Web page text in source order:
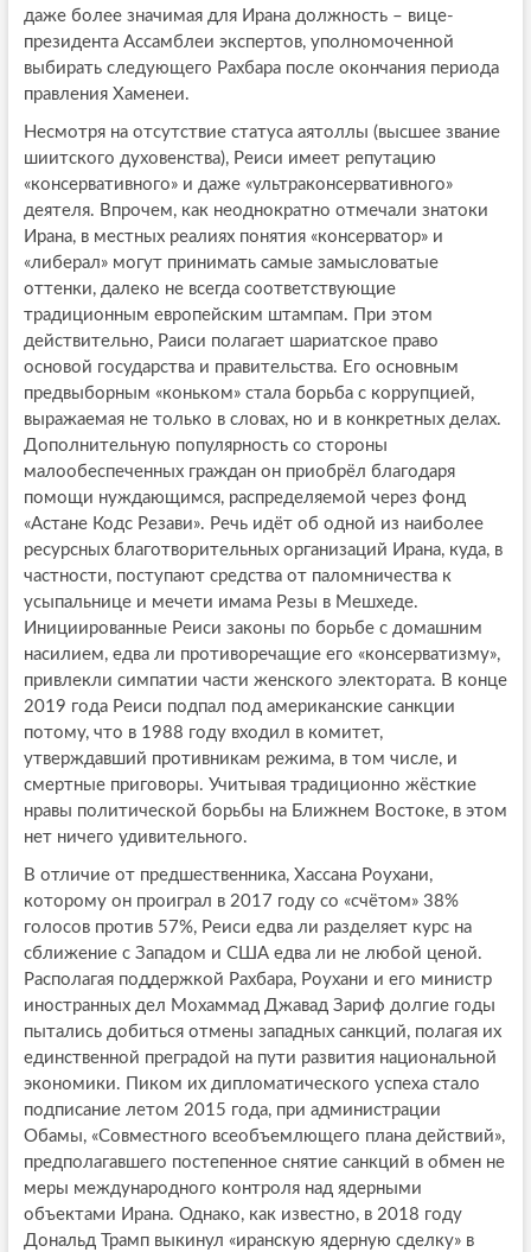
даже более значимая для Ирана должность – вице-
президента Ассамблеи экспертов, уполномоченной
выбирать следующего Рахбара после окончания периода
правления Хаменеи.
Несмотря на отсутствие статуса аятоллы (высшее звание
шиитского духовенства), Реиси имеет репутацию
«консервативного» и даже «ультраконсервативного»
деятеля. Впрочем, как неоднократно отмечали знатоки
Ирана, в местных реалиях понятия «консерватор» и
«либерал» могут принимать самые замысловатые
оттенки, далеко не всегда соответствующие
традиционным европейским штампам. При этом
действительно, Раиси полагает шариатское право
основой государства и правительства. Его основным
предвыборным «коньком» стала борьба с коррупцией,
выражаемая не только в словах, но и в конкретных делах.
Дополнительную популярность со стороны
малообеспеченных граждан он приобрёл благодаря
помощи нуждающимся, распределяемой через фонд
«Астане Кодс Резави». Речь идёт об одной из наиболее
ресурсных благотворительных организаций Ирана, куда, в
частности, поступают средства от паломничества к
усыпальнице и мечети имама Резы в Мешхеде.
Инициированные Реиси законы по борьбе с домашним
насилием, едва ли противоречащие его «консерватизму»,
привлекли симпатии части женского электората. В конце
2019 года Реиси подпал под американские санкции
потому, что в 1988 году входил в комитет,
утверждавший противникам режима, в том числе, и
смертные приговоры. Учитывая традиционно жёсткие
нравы политической борьбы на Ближнем Востоке, в этом
нет ничего удивительного.
В отличие от предшественника, Хассана Роухани,
которому он проиграл в 2017 году со «счётом» 38%
голосов против 57%, Реиси едва ли разделяет курс на
сближение с Западом и США едва ли не любой ценой.
Располагая поддержкой Рахбара, Роухани и его министр
иностранных дел Мохаммад Джавад Зариф долгие годы
пытались добиться отмены западных санкций, полагая их
единственной преградой на пути развития национальной
экономики. Пиком их дипломатического успеха стало
подписание летом 2015 года, при администрации
Обамы, «Совместного всеобъемлющего плана действий»,
предполагавшего постепенное снятие санкций в обмен не
меры международного контроля над ядерными
объектами Ирана. Однако, как известно, в 2018 году
Дональд Трамп выкинул «иранскую ядерную сделку» в